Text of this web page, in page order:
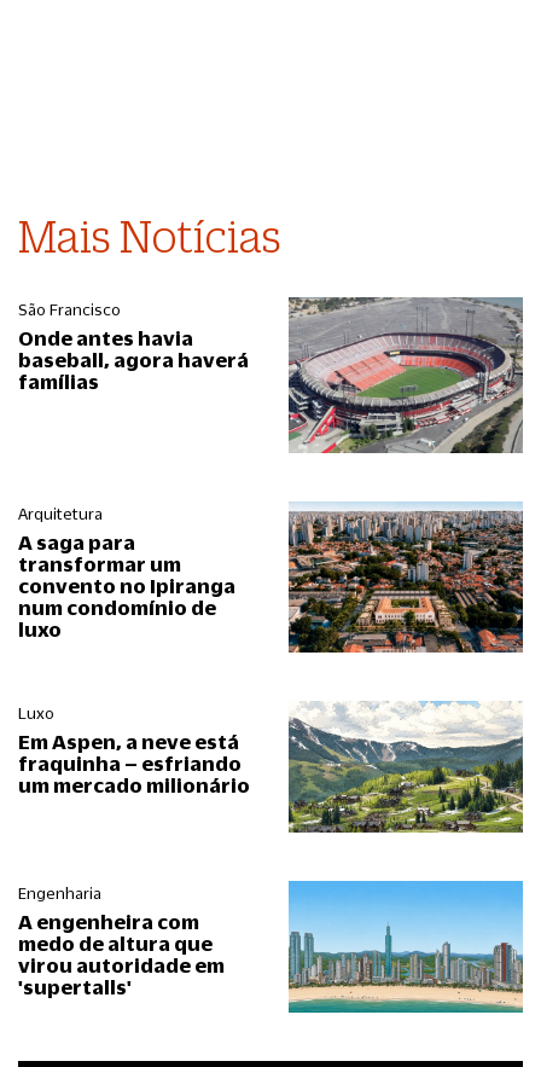
Mais Notícias
São Francisco
Onde antes havia
baseball, agora haverá
famílias
Arquitetura
A saga para
transformar um
convento no Ipiranga
num condomínio de
luxo
Luxo
Em Aspen, a neve está
fraquinha – esfriando
um mercado milionário
Engenharia
A engenheira com
medo de altura que
virou autoridade em
'supertalls'